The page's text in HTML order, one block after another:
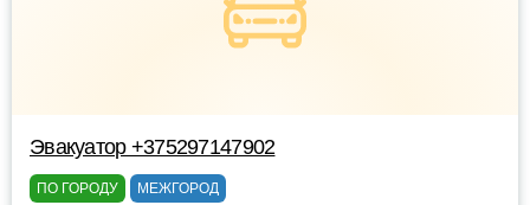
Эвакуатор +375297147902
ПО ГОРОДУ МЕЖГОРОД